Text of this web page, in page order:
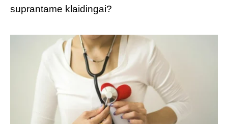
suprantame klaidingai?